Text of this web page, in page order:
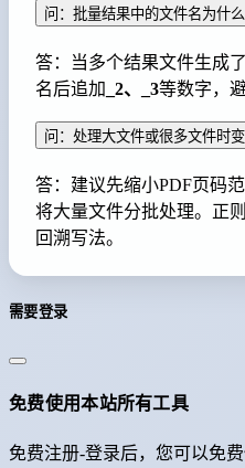
问：批量结果中的文件名为什么
答：当多个结果文件生成
名后追加 _2、_3等数字，
问：处理大文件或很多文件时变
答：建议先缩小PDF页码
将大量文件分批处理。正
回溯写法。
需要登录
免费使用本站所有工具
免费注册-登录后，您可以免